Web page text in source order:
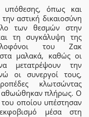
υπόθεσης, όπως και
αστική δικαιοσύνη
των θεσμών στην
τη συγκάλυψη της
του Ζακ
μαλακά, καθώς οι
μετατρέψουν την
οι συνεργοί τους,
κλωτσώντας
αθωώθηκαν πλήρως. Ο
οποίου υπέστησαν
εκφοβισμό μέσα στη